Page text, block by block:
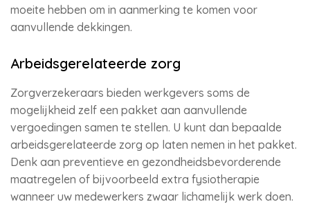
moeite hebben om in aanmerking te komen voor
aanvullende dekkingen.
Arbeidsgerelateerde zorg
Zorgverzekeraars bieden werkgevers soms de
mogelijkheid zelf een pakket aan aanvullende
vergoedingen samen te stellen. U kunt dan bepaalde
arbeidsgerelateerde zorg op laten nemen in het pakket.
Denk aan preventieve en gezondheidsbevorderende
maatregelen of bijvoorbeeld extra fysiotherapie
wanneer uw medewerkers zwaar lichamelijk werk doen.